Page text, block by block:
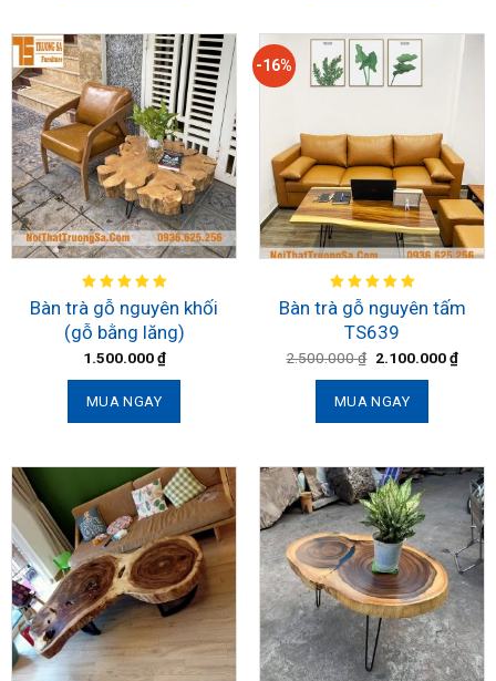
Bàn trà gỗ nguyên khối
(gỗ bằng lăng)
1.500.000₫
MUA NGAY
-16%
Bàn trà gỗ nguyên tấm
TS639
2.500.000₫ 2.100.000₫
MUA NGAY